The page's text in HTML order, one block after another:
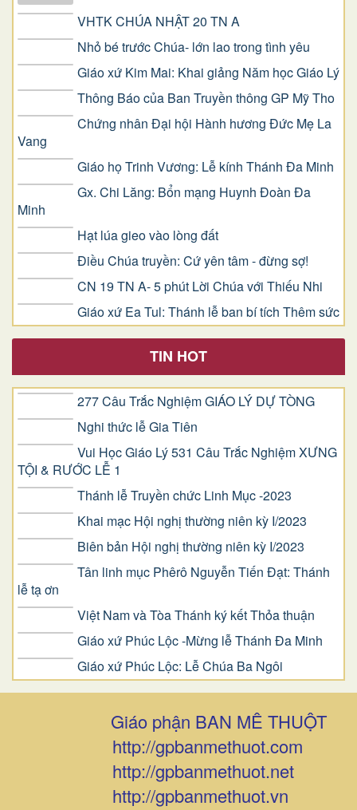
VHTK CHÚA NHẬT 20 TN A
Nhỏ bé trước Chúa- lớn lao trong tình yêu
Thông Báo của Ban Truyền thông GP Mỹ Tho
Chứng nhân Đại hội Hành hương Đức Mẹ La
Vang
Giáo họ Trinh Vương: Lễ kính Thánh Đa Minh
Gx. Chi Lăng: Bổn mạng Huynh Đoàn Đa
Minh
Hạt lúa gieo vào lòng đất
Điều Chúa truyền: Cứ yên tâm - đừng sợ!
CN 19 TN A- 5 phút Lời Chúa với Thiếu Nhi
Giáo xứ Ea Tul: Thánh lễ ban bí tích Thêm sức
TIN HOT
277 Câu Trắc Nghiệm GIÁO LÝ DỰ TÒNG
Nghi thức lễ Gia Tiên
Vui Học Giáo Lý 531 Câu Trắc Nghiệm XƯNG
TỘI & RƯỚC LỄ 1
Thánh lễ Truyền chức Linh Mục -2023
Khai mạc Hội nghị thường niên kỳ I/2023
Biên bản Hội nghị thường niên kỳ I/2023
Việt Nam và Tòa Thánh ký kết Thỏa thuận
Giáo xứ Phúc Lộc -Mừng lễ Thánh Đa Minh
Giáo xứ Phúc Lộc: Lễ Chúa Ba Ngôi